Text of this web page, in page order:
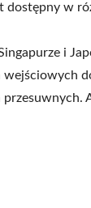
dostępny w
i
wejściowych